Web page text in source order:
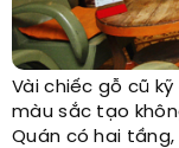
Vài chiếc gỗ cũ
màu sắc tạo
Quán có hai